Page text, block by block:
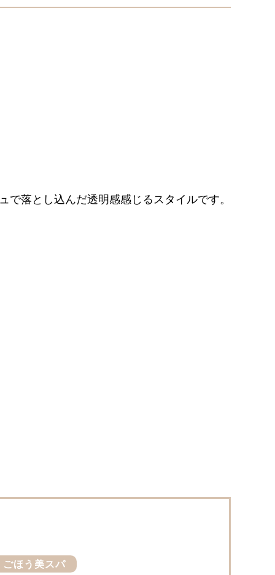
落とし込んだ透明感感じるスタイルです。
ごほう美スパ